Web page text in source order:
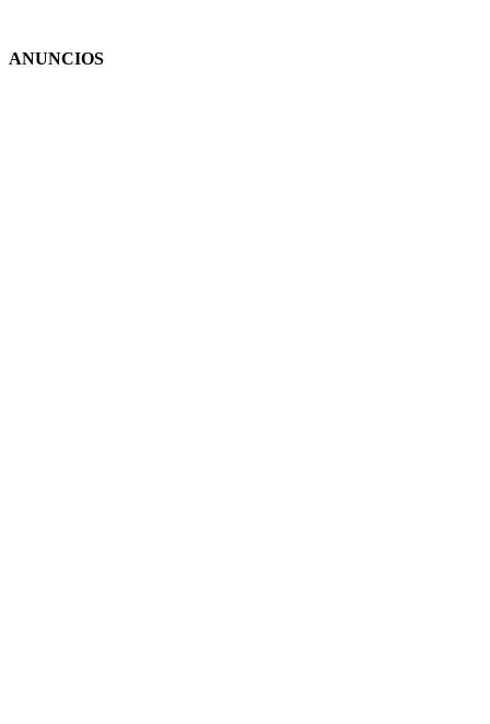
ANUNCIOS